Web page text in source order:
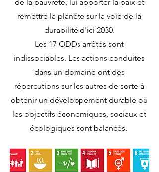
de la pauvreté, lui apporter la paix et
remettre la planète sur la voie de la
durabilité d'ici 2030.
Les 17 ODDs arrêtés sont
indissociables. Les actions conduites
dans un domaine ont des
répercutions sur les autres de sorte à
obtenir un développement durable où
les objectifs économiques, sociaux et
écologiques sont balancés.